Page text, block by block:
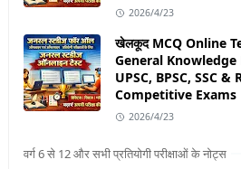
2026/4/23
खेलकूद MCQ Online
General
UPSC, BPSC, SSC &
Competitive Exams
2026/4/23
वर्ग 6 से 12 और सभी प्रतियोगी परीक्षाओं के नोट्स